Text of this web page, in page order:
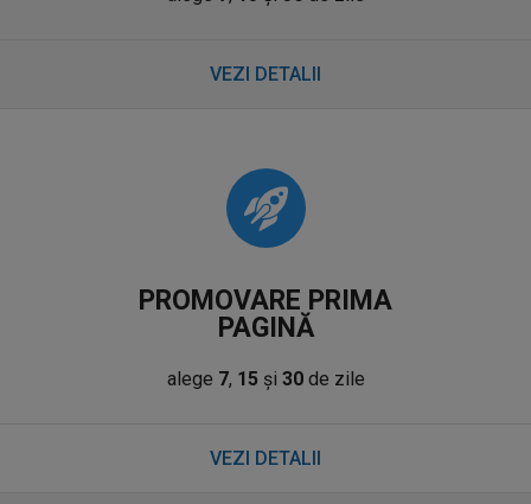
VEZI DETALII
PROMOVARE PRIMA
PAGINĂ
alege 7, 15 și 30de zile
VEZI DETALII